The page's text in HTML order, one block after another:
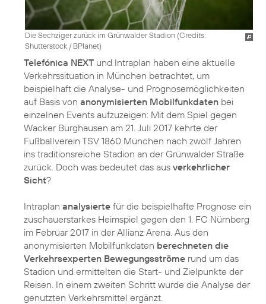
Die Sechziger zurück im Grünwalder Stadion (Credits:
Shutterstock / BPlanet)
Telefónica NEXT und Intraplan haben eine aktuelle
Verkehrssituation in München betrachtet, um
beispielhaft die Analyse- und Prognosemöglichkeiten
auf Basis von anonymisierten Mobilfunkdaten bei
einzelnen Events aufzuzeigen: Mit dem Spiel gegen
Wacker Burghausen am 21. Juli 2017 kehrte der
Fußballverein TSV 1860 München nach zwölf Jahren
ins traditionsreiche Stadion an der Grünwalder Straße
zurück. Doch was bedeutet das aus verkehrlicher
Sicht?
Intraplan analysierte für die beispielhafte Prognose ein
zuschauerstarkes Heimspiel gegen den 1. FC Nürnberg
im Februar 2017 in der Allianz Arena. Aus den
anonymisierten Mobilfunkdaten berechneten die
Verkehrsexperten Bewegungsströme rund um das
Stadion und ermittelten die Start- und Zielpunkte der
Reisen. In einem zweiten Schritt wurde die Analyse der
genutzten Verkehrsmittel ergänzt.